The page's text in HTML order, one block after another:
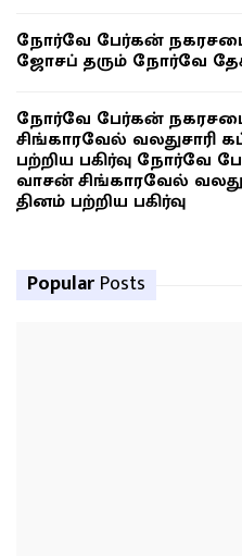
நோர்வே பேர்கன்
ஜோசப் தரும் நோர்வே
நோர்வே பேர்கன்
சிங்காரவேல் வலதுசாரி
பற்றிய பகிர்வு நோர்வே
வாசன் சிங்காரவேல்
தினம் பற்றிய பகிர்வு
Popular Posts